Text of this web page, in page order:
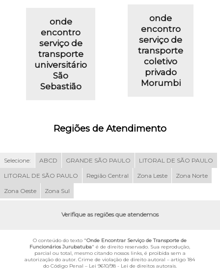
onde
encontro
serviço de
transporte
universitário
São
Sebastião
onde
encontro
serviço de
transporte
coletivo
privado
Morumbi
Regiões de Atendimento
Selecione: ABCD GRANDE SÃO PAULO LITORAL DE SÃO PAULO
LITORAL DE SÃO PAULO Região Central Zona Leste Zona Norte
Zona Oeste Zona Sul
Verifique as regiões que atendemos
O conteúdo do texto "Onde Encontrar Serviço de Transporte de
Funcionários Jurubatuba" é de direito reservado. Sua reprodução,
parcial ou total, mesmo citando nossos links, é proibida sem a
autorização do autor. Crime de violação de direito autoral – artigo 184
do Código Penal – Lei 9610/98 - Lei de direitos autorais.